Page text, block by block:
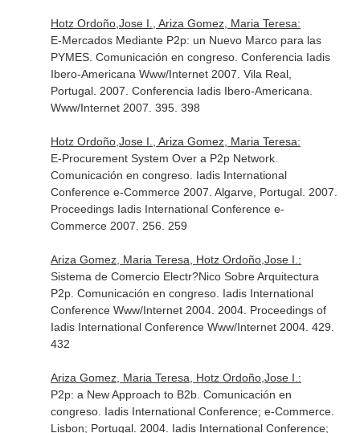
Hotz Ordoño,Jose I., Ariza Gomez, Maria Teresa:
E-Mercados Mediante P2p: un Nuevo Marco para las
PYMES. Comunicación en congreso. Conferencia Iadis
Ibero-Americana Www/Internet 2007. Vila Real,
Portugal. 2007. Conferencia Iadis Ibero-Americana.
Www/Internet 2007. 395. 398
Hotz Ordoño,Jose I., Ariza Gomez, Maria Teresa:
E-Procurement System Over a P2p Network.
Comunicación en congreso. Iadis International
Conference e-Commerce 2007. Algarve, Portugal. 2007.
Proceedings Iadis International Conference e-
Commerce 2007. 256. 259
Ariza Gomez, Maria Teresa, Hotz Ordoño,Jose I.:
Sistema de Comercio Electr?Nico Sobre Arquitectura
P2p. Comunicación en congreso. Iadis International
Conference Www/Internet 2004. 2004. Proceedings of
Iadis International Conference Www/Internet 2004. 429.
432
Ariza Gomez, Maria Teresa, Hotz Ordoño,Jose I.:
P2p: a New Approach to B2b. Comunicación en
congreso. Iadis International Conference; e-Commerce.
Lisbon; Portugal. 2004. Iadis International Conference;